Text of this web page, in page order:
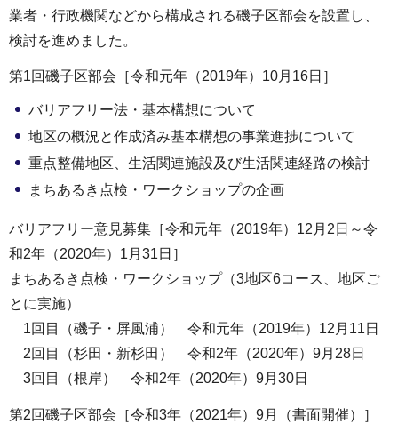
業者・行政機関などから構成される磯子区部会を設置し、
検討を進めました。
第1回磯子区部会［令和元年（2019年）10月16日］
バリアフリー法・基本構想について
地区の概況と作成済み基本構想の事業進捗について
重点整備地区、生活関連施設及び生活関連経路の検討
まちあるき点検・ワークショップの企画
バリアフリー意見募集［令和元年（2019年）12月2日～令
和2年（2020年）1月31日］
まちあるき点検・ワークショップ（3地区6コース、地区ご
とに実施）
1回目（磯子・屏風浦） 令和元年（2019年）12月11日
2回目（杉田・新杉田） 令和2年（2020年）9月28日
3回目（根岸） 令和2年（2020年）9月30日
第2回磯子区部会［令和3年（2021年）9月（書面開催）］